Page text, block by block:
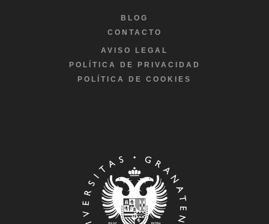
BLOG
CONTACTO
AVISO LEGAL
POLÍTICA DE PRIVACIDAD
POLÍTICA DE COOKIES